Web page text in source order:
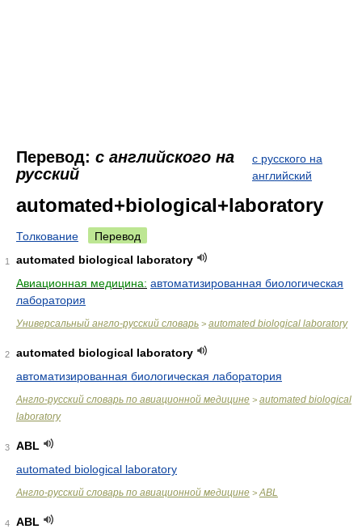
Перевод: с английского на
русский
с русского на
английский
automated+biological+laboratory
Толкование Перевод
1
automated biological laboratory
Авиационная медицина: автоматизированная биологическая
лаборатория
Универсальный англо-русский словарь > automated biological laboratory
2
automated biological laboratory
автоматизированная биологическая лаборатория
Англо-русский словарь по авиационной медицине > automated biological
laboratory
3
ABL
automated biological laboratory
Англо-русский словарь по авиационной медицине > ABL
4
ABL